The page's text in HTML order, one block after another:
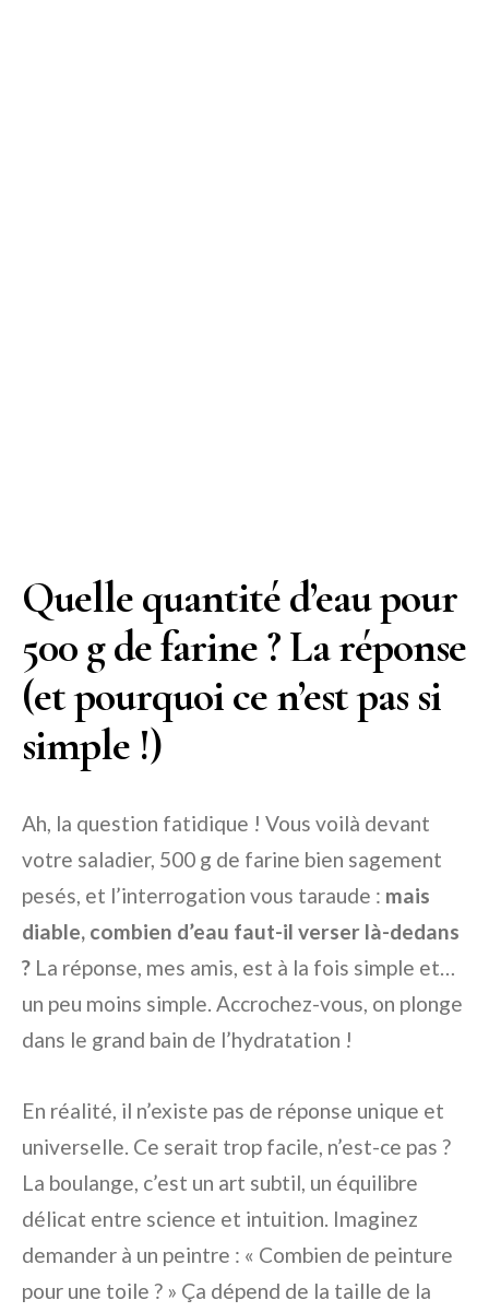
Quelle quantité d’eau pour
500 g de farine ? La réponse
(et pourquoi ce n’est pas si
simple !)
Ah, la question fatidique ! Vous voilà devant
votre saladier, 500 g de farine bien sagement
pesés, et l’interrogation vous taraude : mais
diable, combien d’eau faut-il verser là-dedans
? La réponse, mes amis, est à la fois simple et…
un peu moins simple. Accrochez-vous, on plonge
dans le grand bain de l’hydratation !
En réalité, il n’existe pas de réponse unique et
universelle. Ce serait trop facile, n’est-ce pas ?
La boulange, c’est un art subtil, un équilibre
délicat entre science et intuition. Imaginez
demander à un peintre : « Combien de peinture
pour une toile ? » Ça dépend de la taille de la